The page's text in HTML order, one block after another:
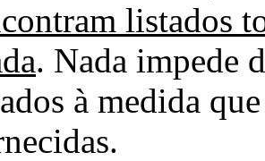
listados
. Nada impede
à medida